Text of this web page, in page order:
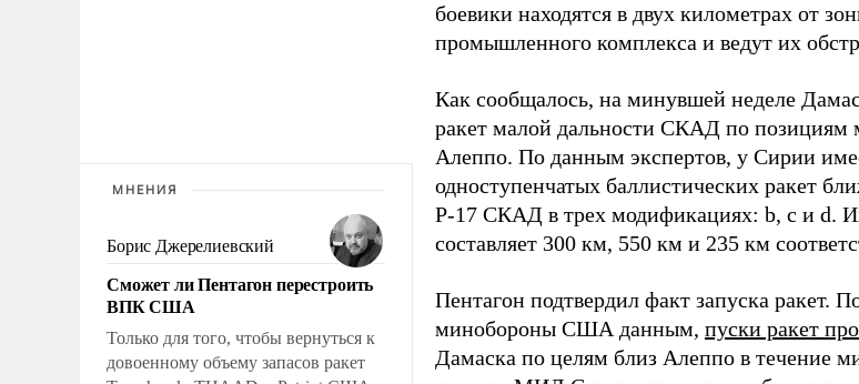
МНЕНИЯ
Борис Джерелиевский
Сможет ли Пентагон перестроить
ВПК США
Только для того, чтобы вернуться к
довоенному объему запасов ракет
боевики находятся в двух километрах от
промышленного комплекса и ведут их
Как сообщалось, на минувшей неделе
ракет малой дальности СКАД по позициям
Алеппо. По данным экспертов, у Сирии
одноступенчатых баллистических ракет
Р-17 СКАД в трех модификациях: b, c и d.
составляет 300 км, 550 км и 235 км
Пентагон подтвердил факт запуска ракет.
минобороны США данным, пуски ракет
Дамаска по целям близ Алеппо в течение